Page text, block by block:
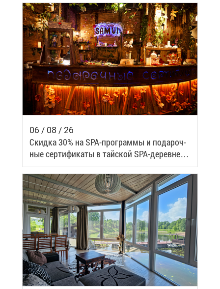
06 / 08 / 26
Скид­ка 30% на SPA-про­грам­мы и по­да­роч­
ные сер­ти­фи­ка­ты в тай­ской SPA-де­ревне
Samui